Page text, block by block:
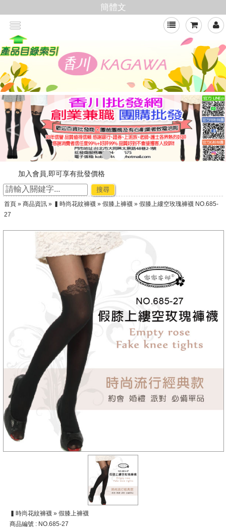
簡體文
<
加入會員,即可享有批發價格
新官網，購物好輕鬆
☆ ★~廠商合作-專利技術~☆ ★
★★年節出貨公告★★
搜尋
首頁» 商品資訊» ▍時尚花紋褲襪» 假膝上褲襪» 假膝上縷空玫瑰褲襪 NO.685-
27
▍時尚花紋褲襪 » 假膝上褲襪
商品編號 : NO.685-27